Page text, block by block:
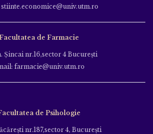
Facultatea de Farmacie
Şincai nr.16,sector 4 Bucureşti
farmacie@univ.utm.ro
de Psihologie
nr.187,sector 4, Bucureşti